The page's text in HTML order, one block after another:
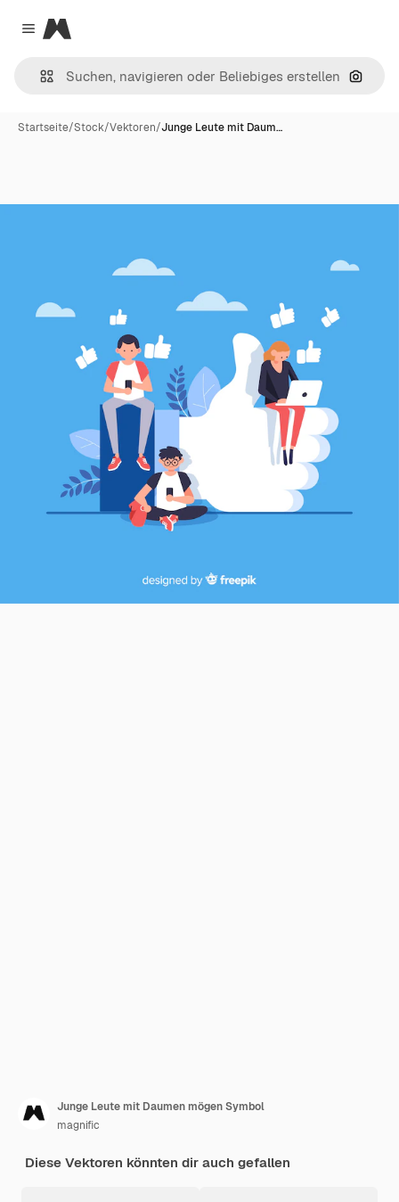
Close menu
Magnific
Nach
Startseite/Stock/Vektoren/Junge Leute mit Daum…
Junge Leute mit Daumen mögen Symbol
magnific
Diese Vektoren könnten dir auch gefallen